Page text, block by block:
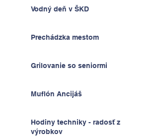
Vodný deň v ŠKD
Prechádzka mestom
Grilovanie so seniormi
Muflón Ancijáš
Hodiny techniky - radosť z
výrobkov